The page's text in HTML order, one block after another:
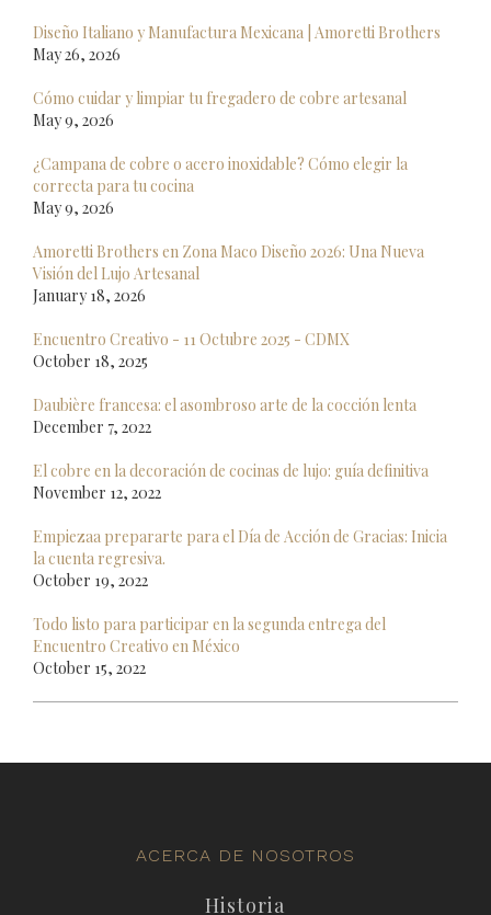
Diseño Italiano y Manufactura Mexicana | Amoretti Brothers
May 26, 2026
Cómo cuidar y limpiar tu fregadero de cobre artesanal
May 9, 2026
¿Campana de cobre o acero inoxidable? Cómo elegir la
correcta para tu cocina
May 9, 2026
Amoretti Brothers en Zona Maco Diseño 2026: Una Nueva
Visión del Lujo Artesanal
January 18, 2026
Encuentro Creativo - 11 Octubre 2025 - CDMX
October 18, 2025
Daubière francesa: el asombroso arte de la cocción lenta
December 7, 2022
El cobre en la decoración de cocinas de lujo: guía definitiva
November 12, 2022
Empiezaa prepararte para el Día de Acción de Gracias: Inicia
la cuenta regresiva.
October 19, 2022
Todo listo para participar en la segunda entrega del
Encuentro Creativo en México
October 15, 2022
ACERCA DE NOSOTROS
Historia